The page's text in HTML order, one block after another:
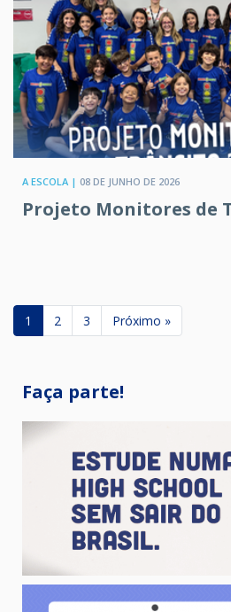
A ESCOLA | 08 DE JUNHO DE 2026
Projeto Monitores de
1 2 3 Próximo »
Faça parte!